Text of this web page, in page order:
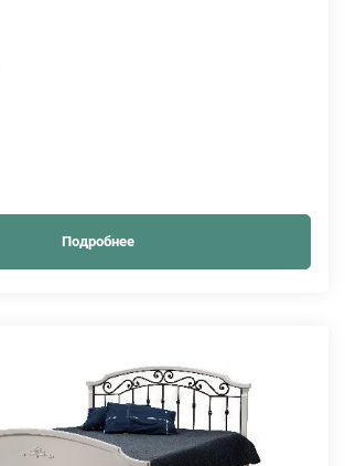
Подробнее